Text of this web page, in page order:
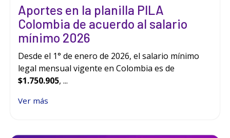
Aportes en la planilla PILA
Colombia de acuerdo al salario
mínimo 2026
Desde el 1° de enero de 2026, el salario mínimo
legal mensual vigente en Colombia es de
$1.750.905, ...
Ver más